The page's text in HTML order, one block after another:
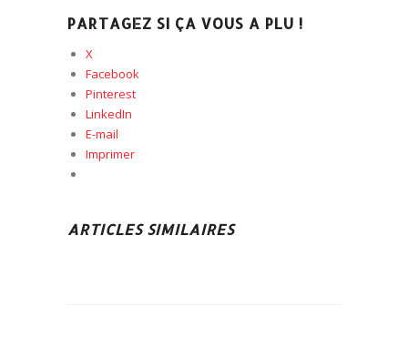
PARTAGEZ SI ÇA VOUS A PLU !
X
Facebook
Pinterest
LinkedIn
E-mail
Imprimer
ARTICLES SIMILAIRES